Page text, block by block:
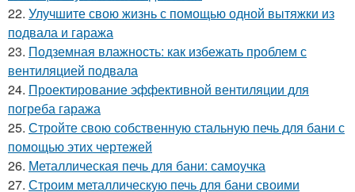
22. Улучшите свою жизнь с помощью одной вытяжки из
подвала и гаража
23. Подземная влажность: как избежать проблем с
вентиляцией подвала
24. Проектирование эффективной вентиляции для
погреба гаража
25. Стройте свою собственную стальную печь для бани с
помощью этих чертежей
26. Металлическая печь для бани: самоучка
27. Строим металлическую печь для бани своими